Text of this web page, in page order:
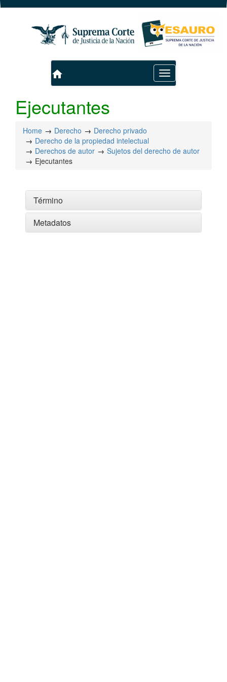
Toggle
navigation
home
Ejecutantes
Home Derecho
Derecho privado
Derecho de la propiedad intelectual
Derechos de autor
Sujetos del derecho de autor
Ejecutantes
Término
Metadatos